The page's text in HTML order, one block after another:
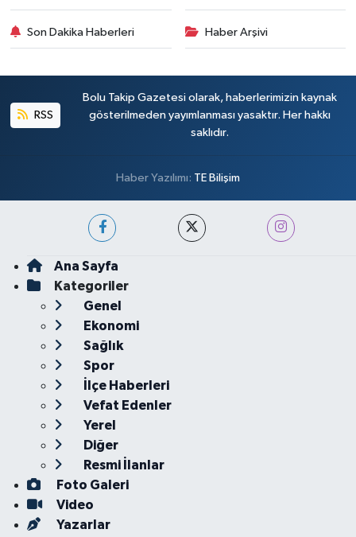
Son Dakika Haberleri Haber Arşivi
RSS
Bolu Takip Gazetesi olarak, haberlerimizin kaynak
gösterilmeden yayımlanması yasaktır. Her hakkı
saklıdır.
Haber Yazılımı: TE Bilişim
Ana Sayfa
Kategoriler
Genel
Ekonomi
Sağlık
Spor
İlçe Haberleri
Vefat Edenler
Yerel
Diğer
Resmi İlanlar
Foto Galeri
Video
Yazarlar